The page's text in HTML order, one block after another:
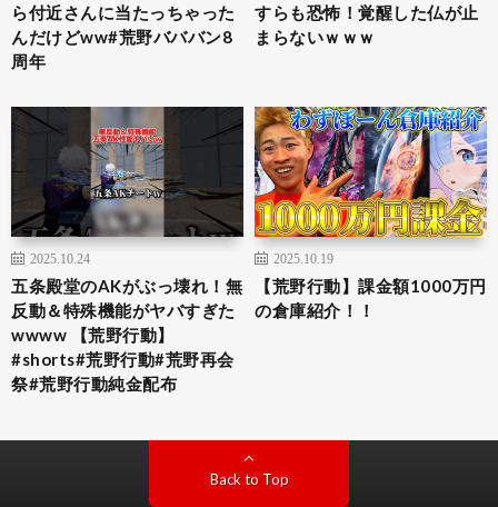
ら付近さんに当たっちゃった
んだけどww#荒野バババン8
周年
すらも恐怖！覚醒した仏が止
まらないｗｗｗ
2025.10.24
五条殿堂のAKがぶっ壊れ！無
反動＆特殊機能がヤバすぎた
wwww 【荒野行動】
#shorts#荒野行動#荒野再会
祭#荒野行動純金配布
2025.10.19
【荒野行動】課金額1000万円
の倉庫紹介！！
Back to Top